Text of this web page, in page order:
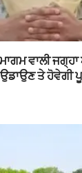
ਵਾਲੀ
ਤੇ ਹੋਵੇਗੀ